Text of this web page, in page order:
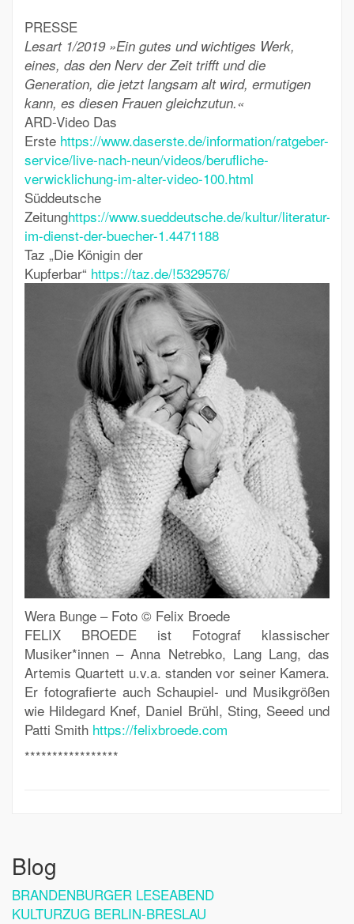
PRESSE
Lesart 1/2019 »Ein gutes und wichtiges Werk,
eines, das den Nerv der Zeit trifft und die
Generation, die jetzt langsam alt wird, ermutigen
kann, es diesen Frauen gleichzutun.«
ARD-Video Das
Erste https://www.daserste.de/information/ratgeber-
service/live-nach-neun/videos/berufliche-
verwicklichung-im-alter-video-100.html
Süddeutsche
Zeitunghttps://www.sueddeutsche.de/kultur/literatur-
im-dienst-der-buecher-1.4471188
Taz „Die Königin der
Kupferbar“ https://taz.de/!5329576/
Wera Bunge – Foto © Felix Broede
FELIX BROEDE ist Fotograf klassischer
Musiker*innen – Anna Netrebko, Lang Lang, das
Artemis Quartett u.v.a. standen vor seiner Kamera.
Er fotografierte auch Schaupiel- und Musikgrößen
wie Hildegard Knef, Daniel Brühl, Sting, Seeed und
Patti Smith https://felixbroede.com
*****************
Blog
BRANDENBURGER LESEABEND
KULTURZUG BERLIN-BRESLAU